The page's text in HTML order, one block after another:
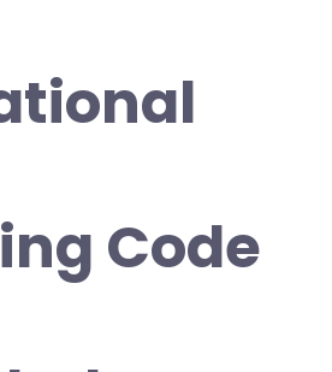
Code